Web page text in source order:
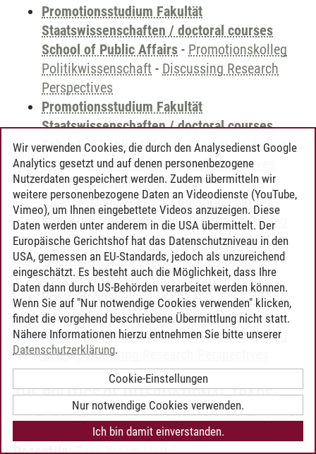
Promotionsstudium Fakultät
Staatswissenschaften / doctoral courses
School of Public Affairs - Promotionskolleg
Politikwissenschaft - Discussing Research
Perspectives
Promotionsstudium Fakultät
Staatswissenschaften / doctoral courses
School of Public Affairs-Promotionskolleg
Recht-Discussing Research Perspectives
Promotionsstudium Fakultät
Staatswissenschaften / doctoral courses
School of Public Affairs -Promotionskolleg
Verhaltensökonomik und gesellschaftliche
Transformation-Discussing Research
Perspectives
Promotionsstudium Fakultät
Staatswissenschaften / doctoral courses
School of Public Affairs-Promotionskolleg
VWL-Discussing Research Perspectives
THE POLITICS OF INTERNATIONAL TRADE:
INTERESTS, INSTITUTIONS, AND POWER (PHD)
(SEMINAR)
Wir verwenden Cookies, die durch den Analysedienst Google
Analytics gesetzt und auf denen personenbezogene
Nutzerdaten gespeichert werden. Zudem übermitteln wir
weitere personenbezogene Daten an Videodienste (YouTube,
Vimeo), um Ihnen eingebettete Videos anzuzeigen. Diese
Daten werden unter anderem in die USA übermittelt. Der
Europäische Gerichtshof hat das Datenschutzniveau in den
USA, gemessen an EU-Standards, jedoch als unzureichend
eingeschätzt. Es besteht auch die Möglichkeit, dass Ihre
Daten dann durch US-Behörden verarbeitet werden können.
Wenn Sie auf "Nur notwendige Cookies verwenden" klicken,
findet die vorgehend beschriebene Übermittlung nicht statt.
Nähere Informationen hierzu entnehmen Sie bitte unserer
Datenschutzerklärung.
Cookie-Einstellungen
Nur notwendige Cookies verwenden.
Ich bin damit einverstanden.